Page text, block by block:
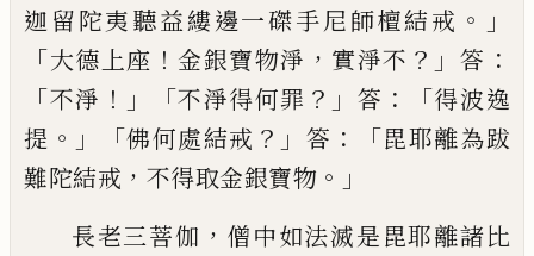
迦留陀夷聽益縷邊一磔手尼師檀結戒 。」
「大德上座 ！ 金銀寶物淨 ， 實淨不 ？」答 ：
「不淨 ！」「不淨得何罪 ？」 答 ：「得波逸
提 。」「佛何處結戒 ？」 答 ：「毘耶離為跋
難陀結戒 ， 不得取金銀寶物 。」
長老三菩伽 ， 僧中如法滅是毘耶離諸比